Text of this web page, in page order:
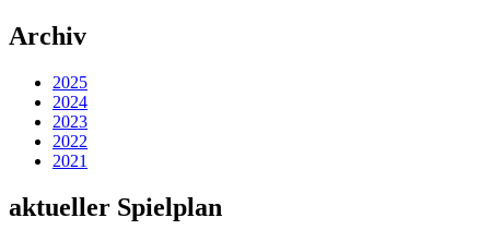
Archiv
2025
2024
2023
2022
2021
aktueller Spielplan